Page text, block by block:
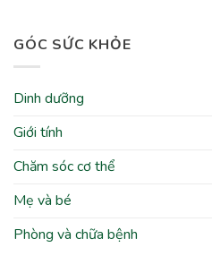
GÓC SỨC KHỎE
Dinh dưỡng
Giới tính
Chăm sóc cơ thể
Mẹ và bé
Phòng và chữa bệnh